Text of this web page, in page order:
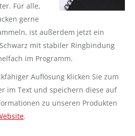
Für alle,
gerne
ist außerdem jetzt ein
mit stabiler Ringbindung
im Programm.
Auflösung klicken Sie zum
im Text und speichern diese auf
zu unseren Produkten
.